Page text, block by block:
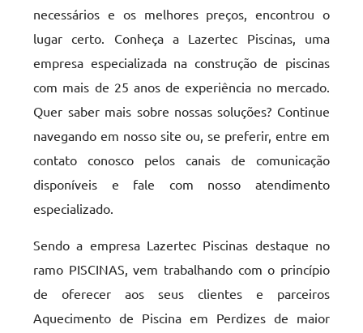
necessários e os melhores preços, encontrou o
lugar certo. Conheça a Lazertec Piscinas, uma
empresa especializada na construção de piscinas
com mais de 25 anos de experiência no mercado.
Quer saber mais sobre nossas soluções? Continue
navegando em nosso site ou, se preferir, entre em
contato conosco pelos canais de comunicação
disponíveis e fale com nosso atendimento
especializado.
Sendo a empresa Lazertec Piscinas destaque no
ramo PISCINAS, vem trabalhando com o princípio
de oferecer aos seus clientes e parceiros
Aquecimento de Piscina em Perdizes de maior